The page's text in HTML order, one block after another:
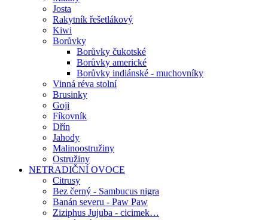
Josta
Rakytník řešetlákový
Kiwi
Borůvky
Borůvky čukotské
Borůvky americké
Borůvky indiánské - muchovníky
Vinná réva stolní
Brusinky
Goji
Fíkovník
Dřín
Jahody
Malinoostružiny
Ostružiny
NETRADIČNÍ OVOCE
Citrusy
Bez černý - Sambucus nigra
Banán severu - Paw Paw
Ziziphus Jujuba - cicimek…